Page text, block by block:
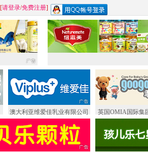
[请登录/免费注册]
澳大利亚维爱佳乳业有限公司 英国OMIA国际集